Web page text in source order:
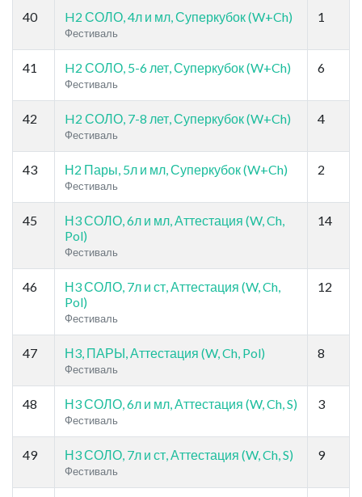
40 H2 СОЛО, 4л и мл, Суперкубок (W+Ch)
Фестиваль
1
41 H2 СОЛО, 5-6 лет, Суперкубок (W+Ch)
Фестиваль
6
42 H2 СОЛО, 7-8 лет, Суперкубок (W+Ch)
Фестиваль
4
43 Н2 Пары, 5л и мл, Суперкубок (W+Ch)
Фестиваль
2
45
Н3 СОЛО, 6л и мл, Аттестация (W, Ch,
Pol)
Фестиваль
14
46
Н3 СОЛО, 7л и ст, Аттестация (W, Ch,
Pol)
Фестиваль
12
47 Н3, ПАРЫ, Аттестация (W, Ch, Pol)
Фестиваль
8
48 Н3 СОЛО, 6л и мл, Аттестация (W, Ch, S)
Фестиваль
3
49 Н3 СОЛО, 7л и ст, Аттестация (W, Ch, S)
Фестиваль
9